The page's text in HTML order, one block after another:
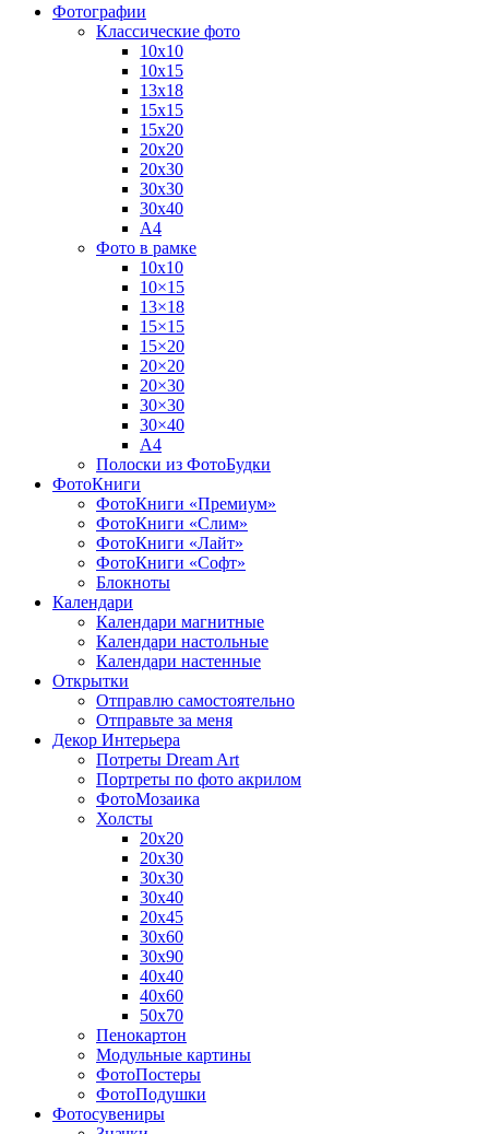
Фотографии
Классические фото
10х10
10х15
13х18
15х15
15х20
20х20
20х30
30х30
30х40
А4
Фото в рамке
10х10
10×15
13×18
15×15
15×20
20×20
20×30
30×30
30×40
A4
Полоски из ФотоБудки
ФотоКниги
ФотоКниги «Премиум»
ФотоКниги «Слим»
ФотоКниги «Лайт»
ФотоКниги «Софт»
Блокноты
Календари
Календари магнитные
Календари настольные
Календари настенные
Открытки
Отправлю самостоятельно
Отправьте за меня
Декор Интерьера
Потреты Dream Art
Портреты по фото акрилом
ФотоМозаика
Холсты
20х20
20х30
30х30
30х40
20х45
30х60
30х90
40х40
40х60
50х70
Пенокартон
Модульные картины
ФотоПостеры
ФотоПодушки
Фотоcувениры